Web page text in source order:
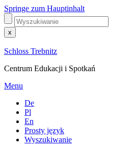
Springe zum Hauptinhalt
x
Schloss Trebnitz
Centrum Edukacji i Spotkań
Menu
De
Pl
En
Prosty język
Wyszukiwanie